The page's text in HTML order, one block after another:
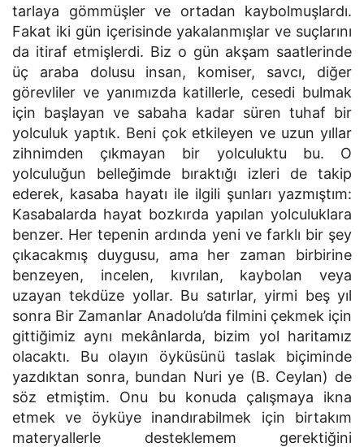
tarlaya gömmüşler ve ortadan kaybolmuşlardı.
Fakat iki gün içerisinde yakalanmışlar ve suçlarını
da itiraf etmişlerdi. Biz o gün akşam saatlerinde
üç araba dolusu insan, komiser, savcı, diğer
görevliler ve yanımızda katillerle, cesedi bulmak
için başlayan ve sabaha kadar süren tuhaf bir
yolculuk yaptık. Beni çok etkileyen ve uzun yıllar
zihnimden çıkmayan bir yolculuktu bu. O
yolculuğun belleğimde bıraktığı izleri de takip
ederek, kasaba hayatı ile ilgili şunları yazmıştım:
Kasabalarda hayat bozkırda yapılan yolculuklara
benzer. Her tepenin ardında yeni ve farklı bir şey
çıkacakmış duygusu, ama her zaman birbirine
benzeyen, incelen, kıvrılan, kaybolan veya
uzayan tekdüze yollar. Bu satırlar, yirmi beş yıl
sonra Bir Zamanlar Anadolu’da filmini çekmek için
gittiğimiz aynı mekânlarda, bizim yol haritamız
olacaktı. Bu olayın öyküsünü taslak biçiminde
yazdıktan sonra, bundan Nuri ye (B. Ceylan) de
söz etmiştim. Onu bu konuda çalışmaya ikna
etmek ve öyküye inandırabilmek için birtakım
materyallerle desteklemem gerektiğini